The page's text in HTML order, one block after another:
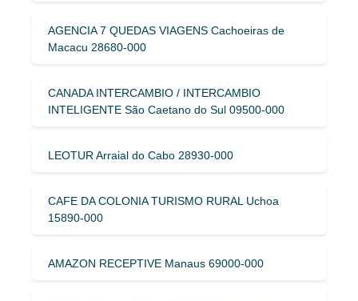
AGENCIA 7 QUEDAS VIAGENS Cachoeiras de
Macacu 28680-000
CANADA INTERCAMBIO / INTERCAMBIO
INTELIGENTE São Caetano do Sul 09500-000
LEOTUR Arraial do Cabo 28930-000
CAFE DA COLONIA TURISMO RURAL Uchoa
15890-000
AMAZON RECEPTIVE Manaus 69000-000